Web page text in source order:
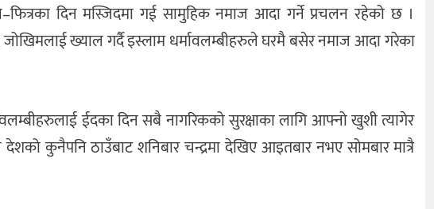
दिन मस्जिदमा गई सामुहिक नमाज आदा गर्ने प्रचलन रहेको छ ।
ख्याल गर्दै इस्लाम धर्मावलम्बीहरुले घरमै बसेर नमाज आदा गरेका
ईदका दिन सबै नागरिकको सुरक्षाका लागि आफ्नो खुशी त्यागेर
कुनैपनि ठाउँबाट शनिबार चन्द्रमा देखिए आइतबार नभए सोमबार मात्रै